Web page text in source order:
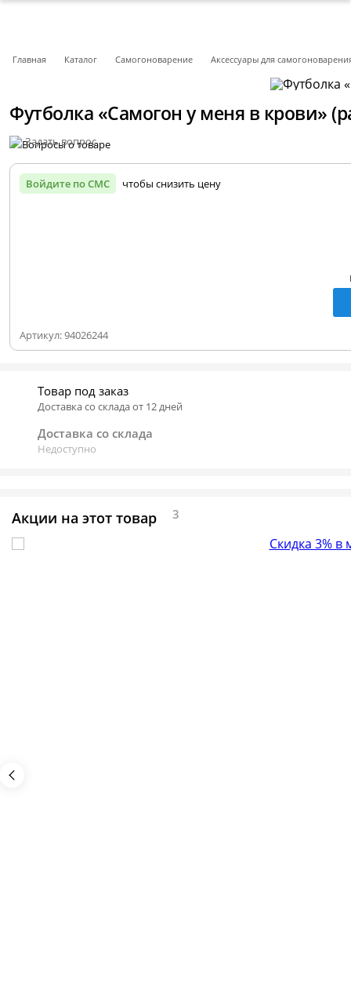
Главная Каталог Самогоноварение Аксессуары для
Футболка «Самогон у меня в крови»
Задать вопрос
Войдите по СМС чтобы снизить цену
Артикул:94026244
Товар под заказ
Доставка со склада от 12 дней
Доставка со склада
Недоступно
Акции на этот товар 3